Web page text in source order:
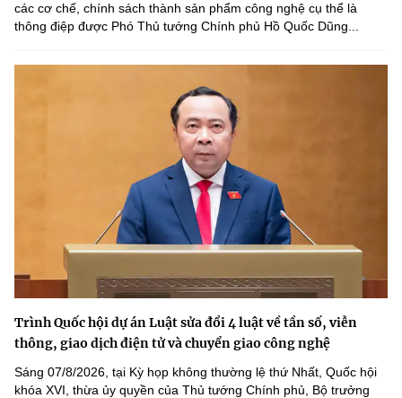
các cơ chế, chính sách thành sản phẩm công nghệ cụ thể là
thông điệp được Phó Thủ tướng Chính phủ Hồ Quốc Dũng...
Trình Quốc hội dự án Luật sửa đổi 4 luật về tần số, viễn
thông, giao dịch điện tử và chuyển giao công nghệ
Sáng 07/8/2026, tại Kỳ họp không thường lệ thứ Nhất, Quốc hội
khóa XVI, thừa ủy quyền của Thủ tướng Chính phủ, Bộ trưởng